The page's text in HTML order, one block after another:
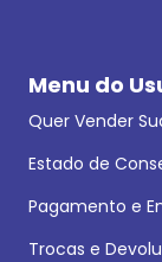
Menu do
Quer Vender
Estado de
Pagamento e
Trocas e